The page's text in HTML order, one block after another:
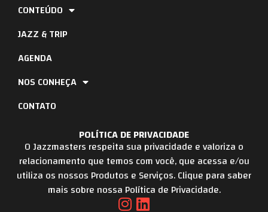
POLÍTICA DE PRIVACIDADE
O Jazzmasters respeita sua privacidade e valoriza o
relacionamento que temos com você, que acessa e/ou
utiliza os nossos Produtos e Serviços. Clique para saber
mais sobre nossa Política de Privacidade.
CONTEÚDO
JAZZ & TRIP
AGENDA
NOS CONHEÇA
CONTATO